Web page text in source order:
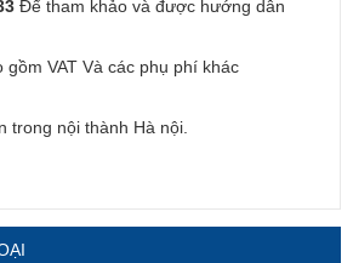
Để tham khảo và được hướng dẫn
VAT Và các phụ phí khác
trong nội thành Hà nội.